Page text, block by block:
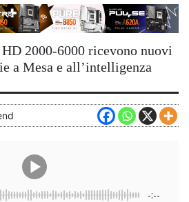
2000-6000 ricevono nuovi
a Mesa e all’intelligenza
-:--